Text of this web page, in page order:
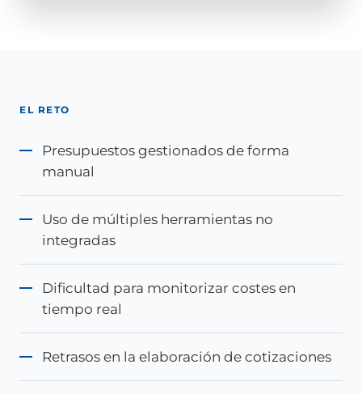
EL RETO
Presupuestos gestionados de forma
manual
Uso de múltiples herramientas no
integradas
Dificultad para monitorizar costes en
tiempo real
Retrasos en la elaboración de cotizaciones